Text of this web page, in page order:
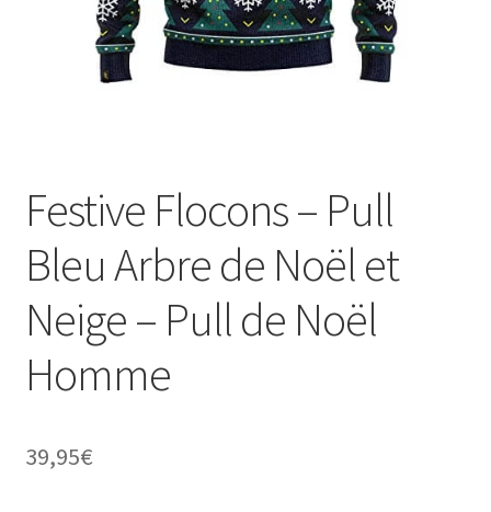
Festive Flocons – Pull
Bleu Arbre de Noël et
Neige – Pull de Noël
Homme
39,95€